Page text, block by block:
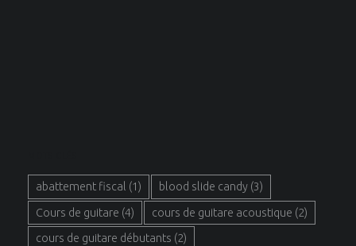
abattement fiscal (1) blood slide candy(3)
Cours de guitare (4) cours de guitare acoustique (2)
cours de guitare débutants (2)